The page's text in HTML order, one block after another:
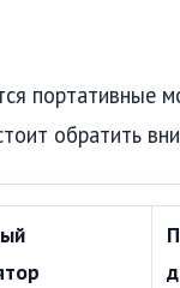
портативные
обратить